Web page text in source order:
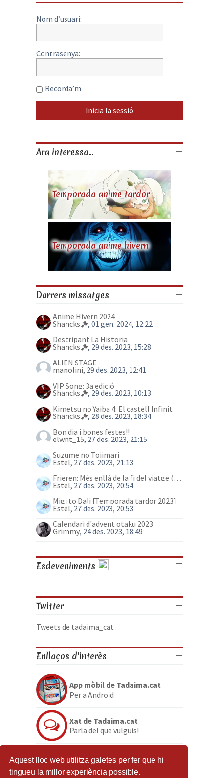
Aquest lloc web utilitza galetes per fer que hi
tingueu la millor experiència possible.
Nom d’usuari:
Contrasenya:
Recorda’m
Ara interessa...
Temporada anime tardor
Temporada anime hivern
Darrers missatges
Anime Hivern 2024
Shancks
, 01 gen. 2024, 12:22
Destripant La Historia
Shancks
, 29 des. 2023, 15:28
ALIEN STAGE
manolini, 29 des. 2023, 12:41
VIP Song: 3a edició
Shancks
, 29 des. 2023, 10:13
Kimetsu no Yaiba 4: El castell Infinit
Shancks
, 28 des. 2023, 18:34
Bon dia i bones festes!!
elwnt_15, 27 des. 2023, 21:15
Suzume no Tojimari
Estel, 27 des. 2023, 21:13
Frieren: Més enllà de la fi del viatge (anime)
Estel, 27 des. 2023, 20:54
Migi to Dali [Temporada tardor 2023]
Estel, 27 des. 2023, 20:53
Calendari d'advent otaku 2023
Grimmy, 24 des. 2023, 18:49
Esdeveniments
Twitter
Tweets de tadaima_cat
Enllaços d'interès
App mòbil de Tadaima.cat
Per a Android
Xat de Tadaima.cat
Parla del que vulguis!
Discord de Tadaima.cat
Per si no en tenies prou